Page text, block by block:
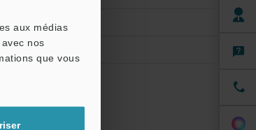
aux médias
nos
que vous